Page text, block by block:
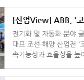
[산업View] ABB, '코
전기화 및 자동화 분야
대표 조선·해양 산업전
속가능성과 효율성을 높이는 혁신